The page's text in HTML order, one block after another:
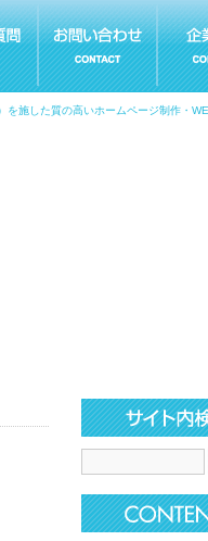
施した質の高いホームページ制作・